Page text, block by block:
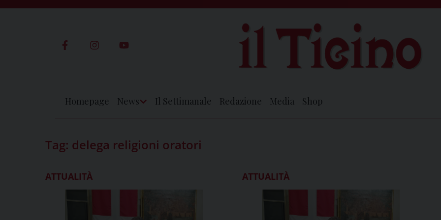
Homepage News Il Settimanale Redazione Media Shop
Tag: delega religioni oratori
ATTUALITÀ ATTUALITÀ